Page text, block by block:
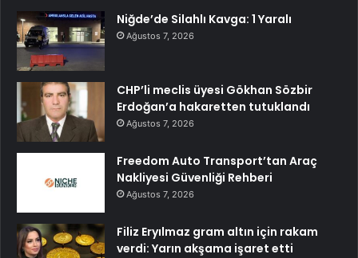
Niğde’de Silahlı Kavga: 1 Yaralı
Ağustos 7, 2026
CHP’li meclis üyesi Gökhan Sözbir
Erdoğan’a hakaretten tutuklandı
Ağustos 7, 2026
Freedom Auto Transport’tan Araç
Nakliyesi Güvenliği Rehberi
Ağustos 7, 2026
Filiz Eryılmaz gram altın için rakam
verdi: Yarın akşama işaret etti